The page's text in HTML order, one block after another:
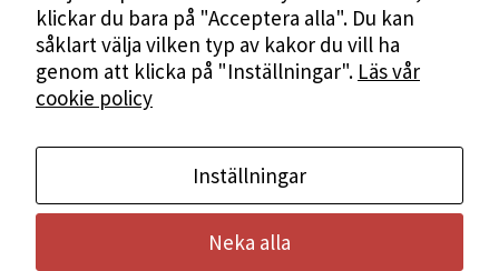
markus.dahlberg@skpf.se
Annonsering
Swartling & Bergström Media
Birger Jarlsgatan 110
Tel: 08-545 160 60
klickar du bara på "Acceptera alla". Du kan
såklart välja vilken typ av kakor du vill ha
genom att klicka på "Inställningar". Läs vår
cookie policy
Inställningar
Neka alla